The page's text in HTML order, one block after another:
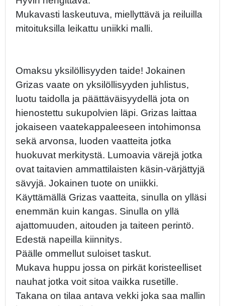
Mukavasti laskeutuva, miellyttävä ja reiluilla
mitoituksilla leikattu uniikki malli.
Omaksu yksilöllisyyden taide! Jokainen
Grizas vaate on yksilöllisyyden juhlistus,
luotu taidolla ja päättäväisyydellä jota on
hienostettu sukupolvien läpi. Grizas laittaa
jokaiseen vaatekappaleeseen intohimonsa
sekä arvonsa, luoden vaatteita jotka
huokuvat merkitystä. Lumoavia värejä jotka
ovat taitavien ammattilaisten käsin-värjättyjä
sävyjä. Jokainen tuote on uniikki.
Käyttämällä Grizas vaatteita, sinulla on ylläsi
enemmän kuin kangas. Sinulla on yllä
ajattomuuden, aitouden ja taiteen perintö.
Edestä napeilla kiinnitys.
Päälle ommellut suloiset taskut.
Mukava huppu jossa on pirkät koristeelliset
nauhat jotka voit sitoa vaikka rusetille.
Takana on tilaa antava vekki joka saa mallin